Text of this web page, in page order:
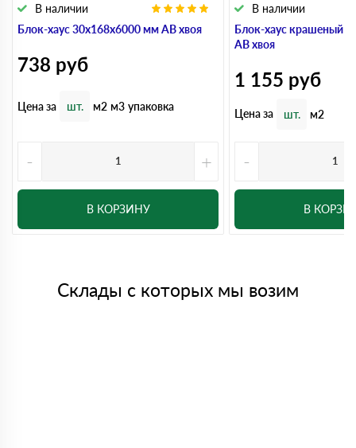
Блок-хаус 30x168x6000 мм АВ хвоя
В наличии
738 руб
Цена за шт. м2 м3 упаковка
- +
В КОРЗИНУ
Блок-хаус крашеный
АВ хвоя
В наличии
1 155 руб
Цена за шт. м2
-
В
Склады с которых мы возим